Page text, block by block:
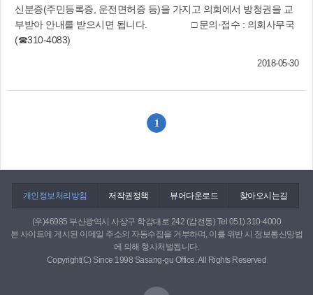
원전사고로 증폭되는 국민들의 불안을 해소하기
위한 ‘부산고리원전 1호기 완전폐로 촉구 결의
신분증(주민등록증, 운전면허증 등)을 가지고 의회에서 방청권을 교
부받아 안내를 받으시면 됩니다. □ 문의·접수 : 의회사무국
(☎310-4083)
2018-05-30
1
개인정보처리방침 저작권정책 뷰어다운로드 찾아오시는길
(우)46985 부산광역시 사상구 학감대로 242 (감전동) Tel 051) 310-4000
본 사이트에 게시된 이메일 주소의 자동수집을 거부하며, 이를 위반 시 정보통신망법
에 의해 형사처벌됩니다.
Copyright(C) Since 1998 Sasang-gu Office. All Rights Reserved